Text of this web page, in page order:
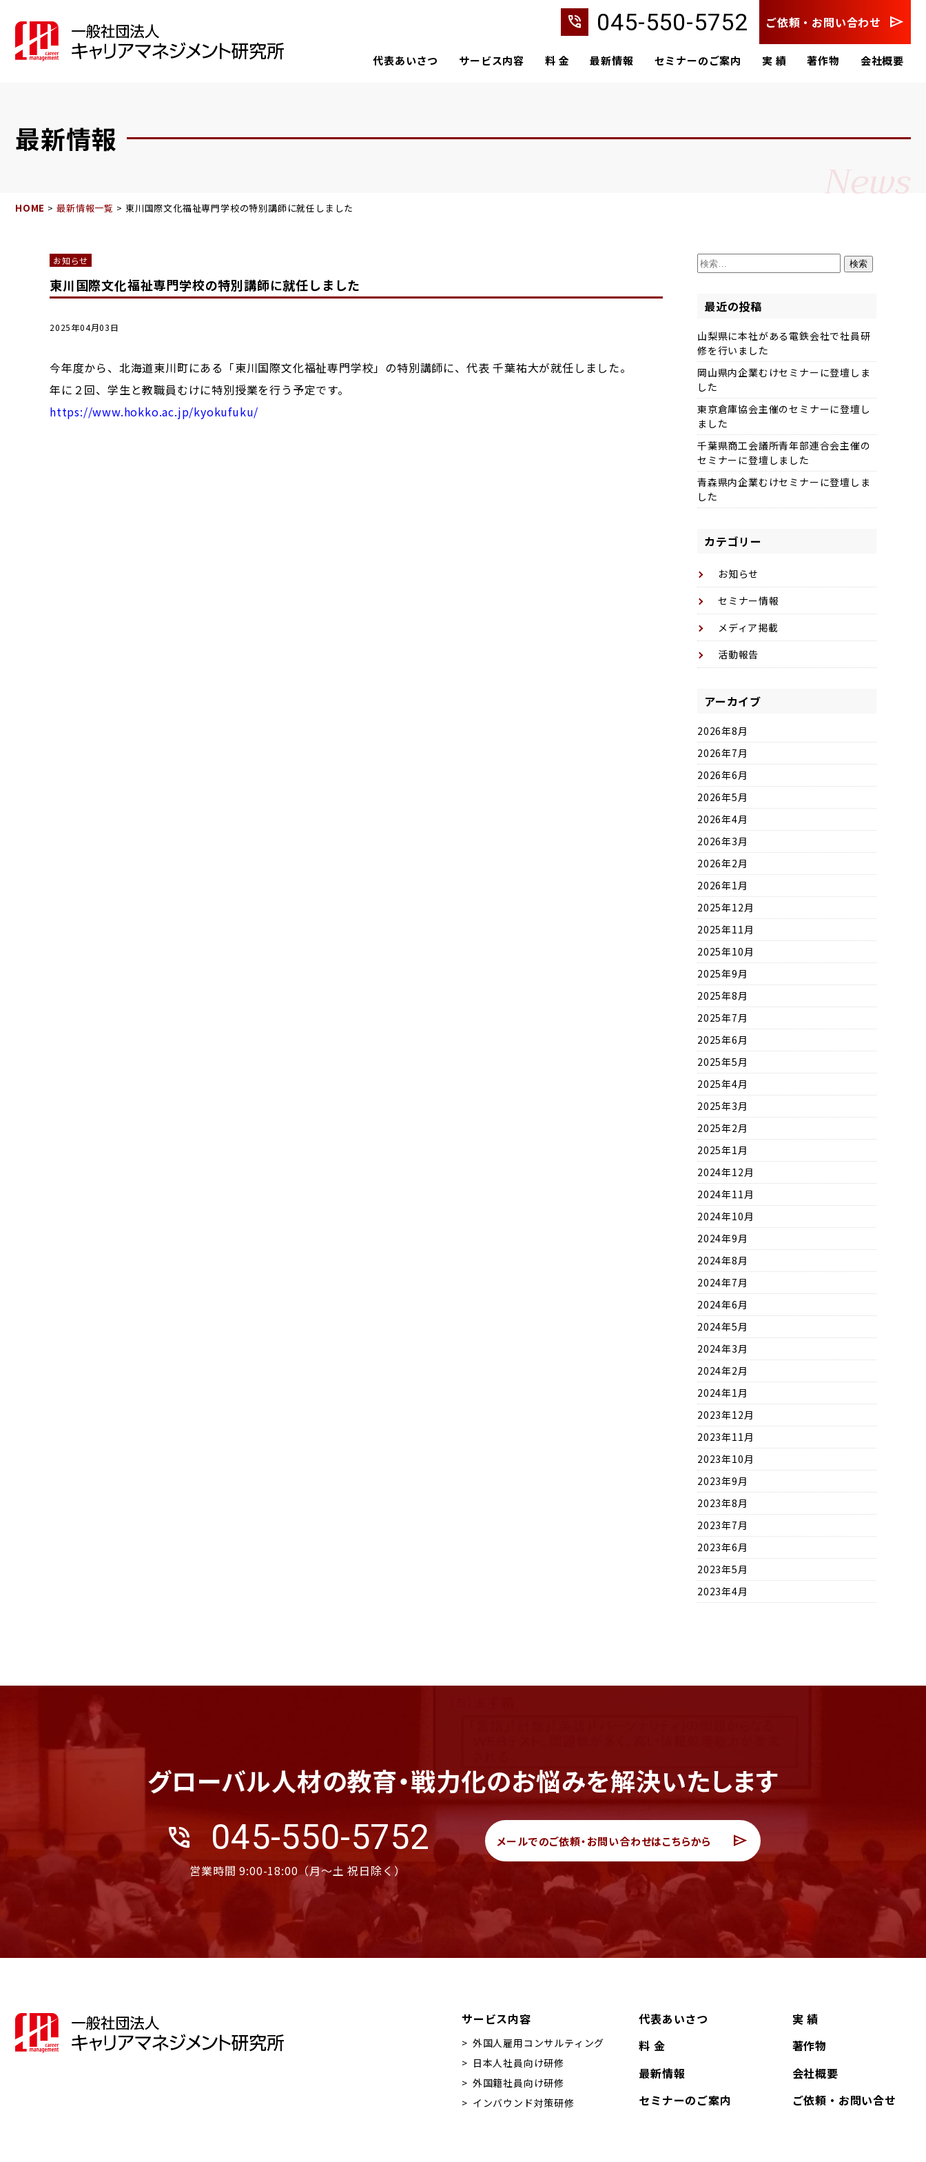
phone_in_talk 045-550-5752 ご依頼・お問い合わせ send
代表あいさつ サービス内容 料 金 最新情報 セミナーのご案内 実 績 著作物 会社概要
最新情報
News
HOME 最新情報一覧 東川国際文化福祉専門学校の特別講師に就任しました
お知らせ
東川国際文化福祉専門学校の特別講師に就任しました
2025年04月03日
今年度から、北海道東川町にある「東川国際文化福祉専門学校」の特別講師に、代表 千葉祐大が就任しました。
年に２回、学生と教職員むけに特別授業を行う予定です。
https://www.hokko.ac.jp/kyokufuku/
検
最近の投稿
山梨県に本社がある電鉄会社で社員研
修を行いました
岡山県内企業むけセミナーに登壇しま
した
東京倉庫協会主催のセミナーに登壇し
ました
千葉県商工会議所青年部連合会主催の
セミナーに登壇しました
青森県内企業むけセミナーに登壇しま
した
カテゴリー
お知らせ
セミナー情報
メディア掲載
活動報告
アーカイブ
2026年8月
2026年7月
2026年6月
2026年5月
2026年4月
2026年3月
2026年2月
2026年1月
2025年12月
2025年11月
2025年10月
2025年9月
2025年8月
2025年7月
2025年6月
2025年5月
2025年4月
2025年3月
2025年2月
2025年1月
2024年12月
2024年11月
2024年10月
2024年9月
2024年8月
2024年7月
2024年6月
2024年5月
2024年3月
2024年2月
2024年1月
2023年12月
2023年11月
2023年10月
2023年9月
2023年8月
2023年7月
2023年6月
2023年5月
2023年4月
グローバル人材の教育・戦力化のお悩みを解決いたします
phone_in_talk 045-550-5752
営業時間 9:00-18:00（月〜土 祝日除く）
メールでのご依頼・お問い合わせはこちらから send
サービス内容
外国人雇用コンサルティング
日本人社員向け研修
外国籍社員向け研修
インバウンド対策研修
代表あいさつ
料 金
最新情報
セミナーのご案内
実 績
著作物
会社概要
ご依頼・お問い合せ